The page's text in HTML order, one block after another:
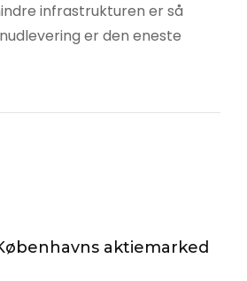
infrastrukturen er så
er den eneste
aktiemarked